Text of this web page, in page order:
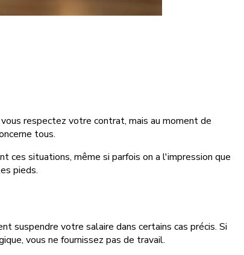
respectez votre contrat, mais au moment de
tous.
ces situations, même si parfois on a l'impression que
pieds.
suspendre votre salaire dans certains cas précis. Si
vous ne fournissez pas de travail.